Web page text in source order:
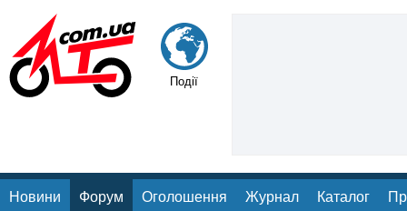
Події
Новини Форум Оголошення Журнал Каталог